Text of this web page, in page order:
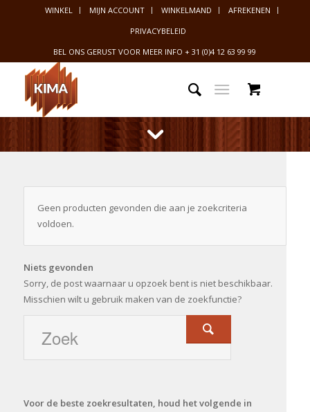
WINKEL MIJN ACCOUNT WINKELMAND
AFREKENEN
PRIVACYBELEID
BEL ONS GERUST VOOR MEER INFO+ 31 (0)4 12 63 99 99
Geen producten gevonden die aan je zoekcriteria
voldoen.
Niets gevonden
Sorry, de post waarnaar u opzoek bent is niet beschikbaar.
Misschien wilt u gebruik maken van de zoekfunctie?
Voor de beste zoekresultaten, houd het volgende in